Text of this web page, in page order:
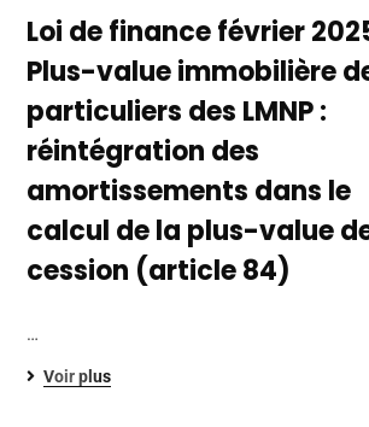
Loi de finance février
Plus-value immobilière
particuliers des LMNP :
réintégration des
amortissements dans le
calcul de la plus-value
cession (article 84)
…
Voir plus